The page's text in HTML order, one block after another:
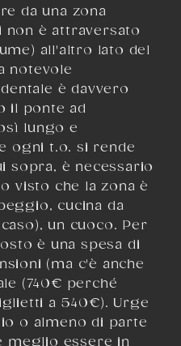
da una zona
non è attraversato
all'altro lato del
notevole
è davvero
il ponte ad
lungo e
ogni t.o. si rende
sopra, è necessario
visto che la zona è
cucina da
un cuoco. Per
è una spesa di
(ma c'è anche
(740€ perché
a 540€). Urge
o almeno di parte
meglio essere in